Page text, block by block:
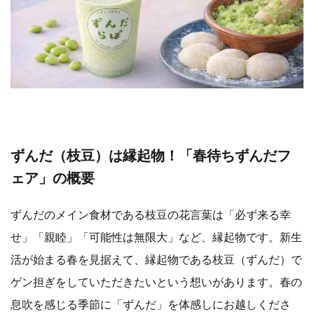
ずんだ（枝豆）は縁起物！「春待ちずんだフ
ェア」の概要
ずんだのメイン食材である枝豆の花言葉は「必ず来る幸
せ」「親睦」「可能性は無限大」など、縁起物です。新生
活が始まる春を見据えて、縁起物である枝豆（ずんだ）で
ゲン担ぎをしていただきたいという想いがあります。春の
息吹を感じる季節に「ずんだ」を体感しにお越しくださ